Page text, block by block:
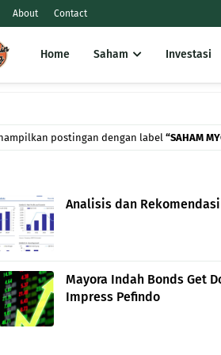
About Contact
Home Saham Investasi
postingan dengan label SAHAM
Analisis dan Rekomendasi
Mayora Indah Bonds Get
Impress Pefindo